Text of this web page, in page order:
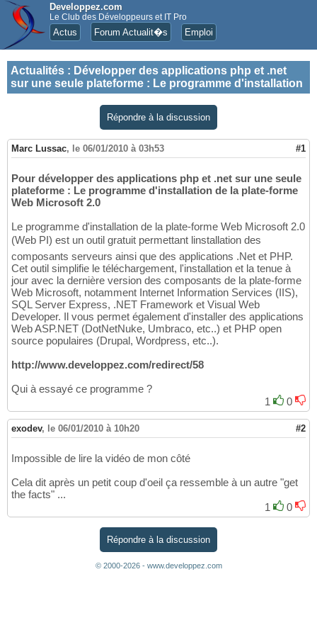
Developpez.com
Le Club des Développeurs et IT Pro
Actus Forum Actualit�s Emploi
Actualités : Développer des applications php et .net
sur une seule plateforme : Le programme d'installation
Répondre à la discussion
Marc Lussac, le 06/01/2010 à 03h53 #1
Pour développer des applications php et .net sur une seule
plateforme : Le programme d'installation de la plate-forme
Web Microsoft 2.0
Le programme d'installation de la plate-forme Web Microsoft 2.0
(Web PI) est un outil gratuit permettant linstallation des
composants serveurs ainsi que des applications .Net et PHP.
Cet outil simplifie le téléchargement, l'installation et la tenue à
jour avec la dernière version des composants de la plate-forme
Web Microsoft, notamment Internet Information Services (IIS),
SQL Server Express, .NET Framework et Visual Web
Developer. Il vous permet également d'installer des applications
Web ASP.NET (DotNetNuke, Umbraco, etc..) et PHP open
source populaires (Drupal, Wordpress, etc..).
http://www.developpez.com/redirect/58
Qui à essayé ce programme ?
1
0
exodev, le 06/01/2010 à 10h20 #2
Impossible de lire la vidéo de mon côté
Cela dit après un petit coup d'oeil ça ressemble à un autre "get
the facts" ...
1
0
Répondre à la discussion
© 2000-2026 - www.developpez.com